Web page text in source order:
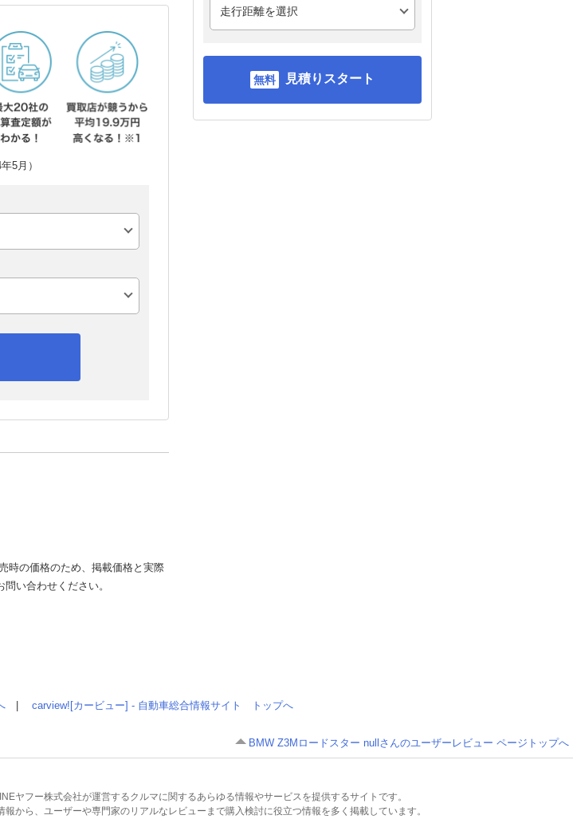
5月）
時の価格のため、掲載価格と実際
い合わせください。
見積りスタート
carview![カービュー] - 自動車総合情報サイト トップへ
BMW Z3Mロードスター nullさんのユーザーレビュー ページトップへ
ヤフー株式会社が運営するクルマに関するあらゆる情報やサービスを提供するサイトです。
から、ユーザーや専門家のリアルなレビューまで購入検討に役立つ情報を多く掲載しています。